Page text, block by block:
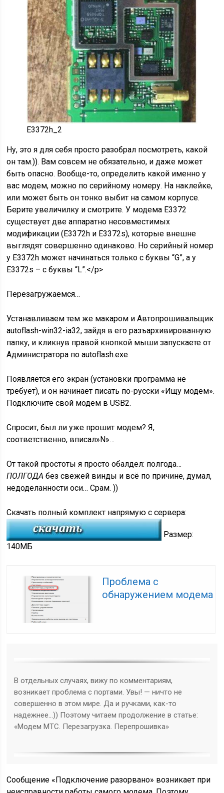
E3372h_2
Ну, это я для себя просто разобрал посмотреть, какой
он там.)). Вам совсем не обязательно, и даже может
быть опасно. Вообще-то, определить какой именно у
вас модем, можно по серийному номеру. На наклейке,
или может быть он тонко выбит на самом корпусе.
Берите увеличилку и смотрите. У модема E3372
существует две аппаратно несовместимых
модификации (E3372h и E3372s), которые внешне
выглядят совершенно одинаково. Но серийный номер
у E3372h может начинаться только с буквы “G”, а у
E3372s – с буквы “L”.</p>
Перезагружаемся…
Устанавливаем тем же макаром и Автопрошивальщик
autoflash-win32-ia32, зайдя в его разъархивированную
папку, и кликнув правой кнопкой мыши запускаете от
Администратора по autoflash.exe
Появляется его экран (установки программа не
требует), и он начинает писать по-русски «Ищу модем».
Подключите свой модем в USB2.
Спросит, был ли уже прошит модем? Я,
соответственно, вписал»N»…
От такой простоты я просто обалдел: полгода…
ПОЛГОДА без свежей винды и всё по причине, думал,
недоделанности оси… Срам. ))
Скачать полный комплект напрямую с сервера:
Размер:
140МБ
Проблема с
обнаружением модема
В отдельных случаях, вижу по комментариям,
возникает проблема с портами. Увы! — ничто не
совершенно в этом мире. Да и ручками, как-то
надежнее…)) Поэтому читаем продолжение в статье:
«Модем МТС. Перезагрузка. Перепрошивка»
Сообщение «Подключение разорвано» возникает при